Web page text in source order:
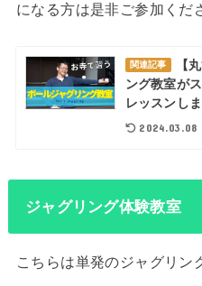
になる方は是非ご参加くだ
関連記事
【
ング教室が
レッスンしま
2024.03.08
ジャグリング体験教室
こちらは単発のジャグリン